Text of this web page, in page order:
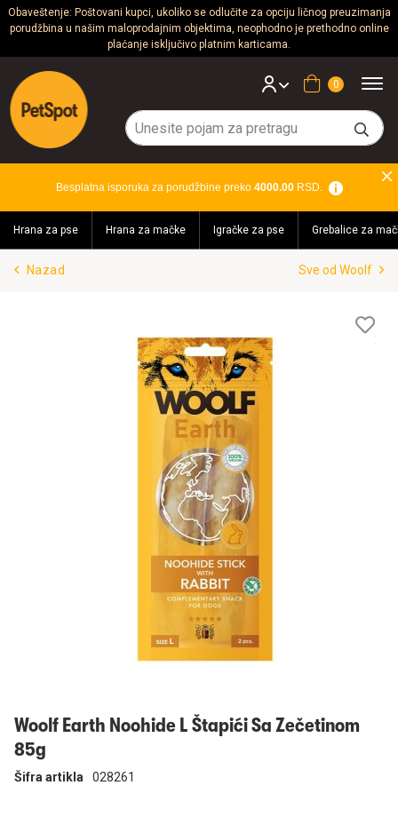
Obaveštenje: Poštovani kupci, ukoliko se odlučite za opciju ličnog preuzimanja
porudžbina u našim maloprodajnim objektima, neophodno je prethodno online
plaćanje isključivo platnim karticama.
Psi
Mačke
Glodari
Akvaristika
Teraristika
Brendovi
Korpa
Besplatna isporuka za porudžbine preko 4000.00RSD.
Hrana za pse Hrana za mačke Igračke za pse Grebalice za
Nazad Sve od Woolf
Woolf Earth Noohide L Štapići Sa Zečetinom
85g
Šifra artikla 028261